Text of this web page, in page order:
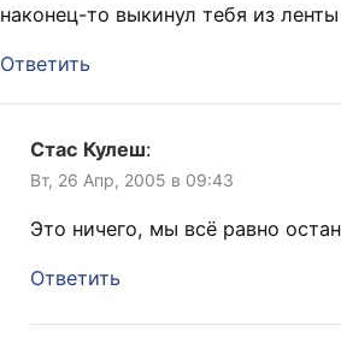
наконец-то выкинул тебя из ленты
Ответить
Стас Кулеш:
Вт, 26 Апр, 2005 в 09:43
Это ничего, мы всё равно
Ответить